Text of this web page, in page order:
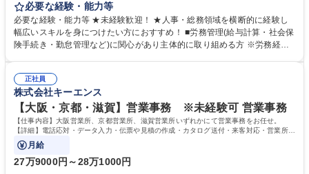
任せいたします。将来は総務・採用・教育業務へ守備範囲を広げ、組織運
営を支えるゼネラリストをめざせます。 ・初期業務：労働時間管理、給与
計算、社会保険対応、福利厚生管理、安全衛生、健康経営推進等をお任せ
します。ご経験に応じて、休職者管理など、幅広く経験を積んでいただき
幅広く経験を積みたい意欲がある方に最適な環境です。 募集職種 【総
務・人事】未経験歓迎/日立グループ/組織運営を支えるゼネラリストを目
指す
必要な経験・能力等
必要な経験・能力等 ★未経験歓迎！ ★人事・総務領域を横断的に経験し
幅広いスキルを身につけたい方におすすめ！ ■労務管理(給与計算・社会保
険手続き・勤怠管理など)に関心があり主体的に取り組める方 ※労務経験
のご経験 ■労務管理（給与計算・社会保険手続き・勤怠管理など）の経験
■衛生管理者の資格をお持ちの方 学歴・資格 学歴：大学院 大学 高専 短大
専修学校 高校 語学力： 資格：
正社員
株式会社キーエンス
【大阪・京都・滋賀】営業事務 ※未経験可 営業事務
【仕事内容】大阪営業所、京都営業所、滋賀営業所いずれかにて営業事務をお任せ。
【詳細】電話応対・データ入力・伝票や見積の作成・カタログ送付・来客対応・営業所内
で発生する事務業務や業務改善をお任せ。
月給
27万9000円～28万1000円